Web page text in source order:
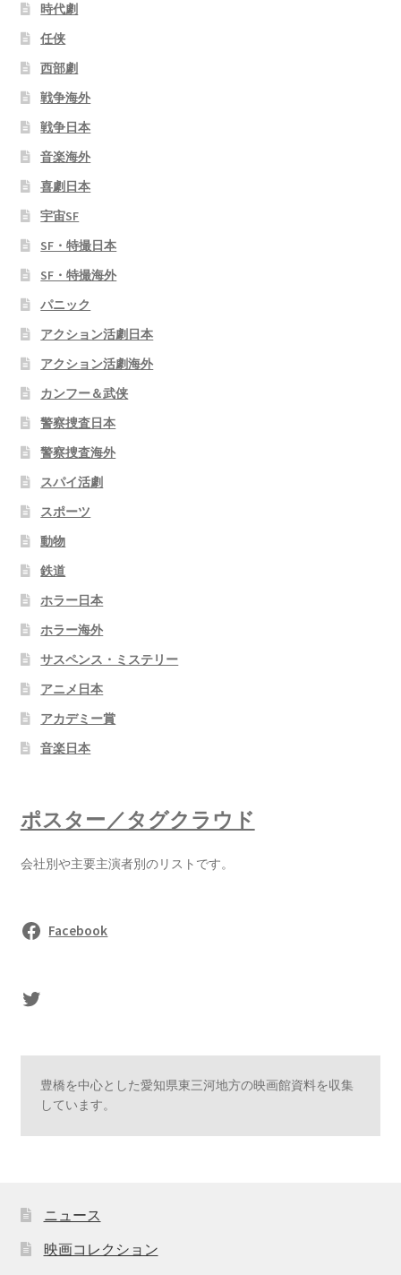
時代劇
任侠
西部劇
戦争海外
戦争日本
音楽海外
喜劇日本
宇宙SF
SF・特撮日本
SF・特撮海外
パニック
アクション活劇日本
アクション活劇海外
カンフー＆武侠
警察捜査日本
警察捜査海外
スパイ活劇
スポーツ
動物
鉄道
ホラー日本
ホラー海外
サスペンス・ミステリー
アニメ日本
アカデミー賞
音楽日本
ポスター／タグクラウド
会社別や主要主演者別のリストです。
Facebook
sasaki's Twitter
豊橋を中心とした愛知県東三河地方の映画館資料を収集
しています。
ニュース
映画コレクション